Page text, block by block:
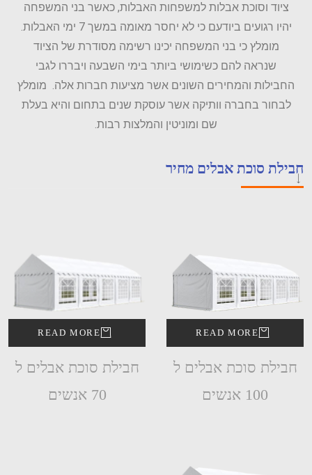
ציוד וסוכת אבלות למשפחות האבלות, כאשר בני המשפחה
יהיו רגועים ביודעם כי לא יחסר מאומה במשך 7 ימי האבלות.
מומלץ כי בני המשפחה יכינו רשימה מסודרת של הציוד
שנראה להם כשימושי ביותר בימי השבעה ויבררו לגבי
החבילות והמחירים השונים אשר מציעות חברות אלה. מומלץ
לבחור בחברה וותיקה אשר עוסקת שנים בתחום והיא בעלת
שם ומוניטין והמלצות רבות.
חבילת סוכת אבלים מחיר
READ MORE
חבילת סוכת אבלים ל
100 אנשים
READ MORE
חבילת סוכת אבלים ל
70 אנשים